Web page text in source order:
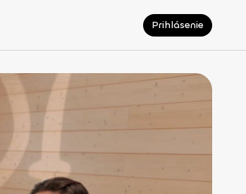
Prihlásenie